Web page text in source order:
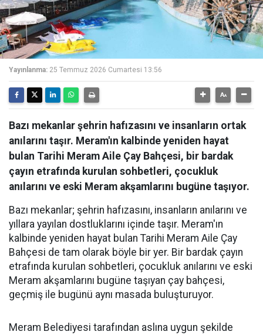
Yayınlanma: 25 Temmuz 2026 Cumartesi 13:56
Bazı mekanlar şehrin hafızasını ve insanların ortak
anılarını taşır. Meram'ın kalbinde yeniden hayat
bulan Tarihi Meram Aile Çay Bahçesi, bir bardak
çayın etrafında kurulan sohbetleri, çocukluk
anılarını ve eski Meram akşamlarını bugüne taşıyor.
Bazı mekanlar; şehrin hafızasını, insanların anılarını ve
yıllara yayılan dostluklarını içinde taşır. Meram'ın
kalbinde yeniden hayat bulan Tarihi Meram Aile Çay
Bahçesi de tam olarak böyle bir yer. Bir bardak çayın
etrafında kurulan sohbetleri, çocukluk anılarını ve eski
Meram akşamlarını bugüne taşıyan çay bahçesi,
geçmiş ile bugünü aynı masada buluşturuyor.
Meram Belediyesi tarafından aslına uygun şekilde